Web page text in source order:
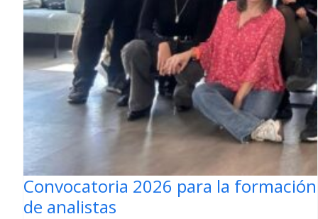
Convocatoria 2026 para la formación
de analistas